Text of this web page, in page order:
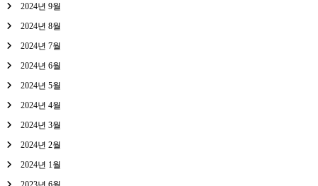
2024년 9월
2024년 8월
2024년 7월
2024년 6월
2024년 5월
2024년 4월
2024년 3월
2024년 2월
2024년 1월